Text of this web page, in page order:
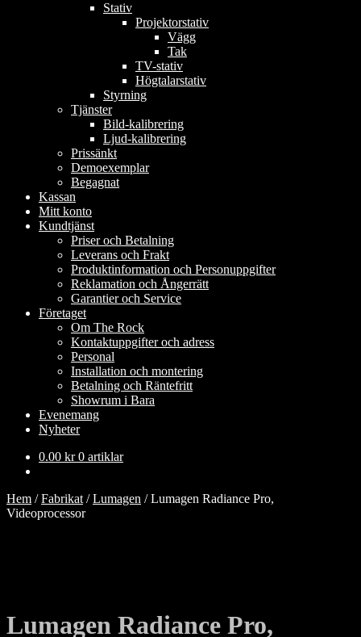
Stativ
Projektorstativ
Vägg
Tak
TV-stativ
Högtalarstativ
Styrning
Tjänster
Bild-kalibrering
Ljud-kalibrering
Prissänkt
Demoexemplar
Begagnat
Kassan
Mitt konto
Kundtjänst
Priser och Betalning
Leverans och Frakt
Produktinformation och Personuppgifter
Reklamation och Ångerrätt
Garantier och Service
Företaget
Om The Rock
Kontaktuppgifter och adress
Personal
Installation och montering
Betalning och Räntefritt
Showrum i Bara
Evenemang
Nyheter
0.00 kr 0 artiklar
Hem /Fabrikat /Lumagen /Lumagen Radiance Pro,
Videoprocessor
Lumagen Radiance Pro,